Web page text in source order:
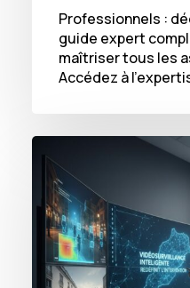
Professionnels :
guide expert
maîtriser tous les
Accédez à
Comment
vidéosurveillance
intelligente
redéfinit
l’intervention
en
sécurité